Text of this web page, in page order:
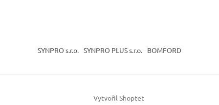
SYNPRO s.r.o. SYNPRO PLUS s.r.o. BOMFORD
Vytvořil Shoptet